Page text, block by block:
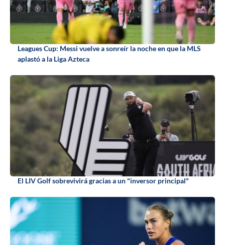
Leagues Cup: Messi vuelve a sonreír la noche en que la MLS
aplastó a la Liga Azteca
El LIV Golf sobrevivirá gracias a un "inversor principal"